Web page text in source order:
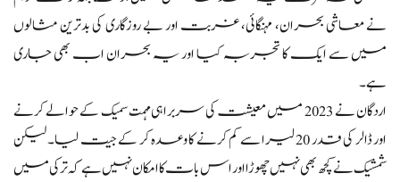
نے معاشی بحران، مہنگائی، غربت اور بے روزگاری کی بدترین مثالوں
میں سے ایک کا تجربہ کیا اور یہ بحران اب بھی جاری
ہے۔
اردگان نے 2023 میں معیشت کی سربراہی مہمت سمیک کے حوالے کرنے
اور ڈالر کی قدر 20 لیرا سے کم کرنے کا وعدہ کر کے جیت لیا۔ لیکن
شمشیک نے کچھ بھی نہیں چھوڑا اور اس بات کا امکان نہیں ہے کہ ترکی میں